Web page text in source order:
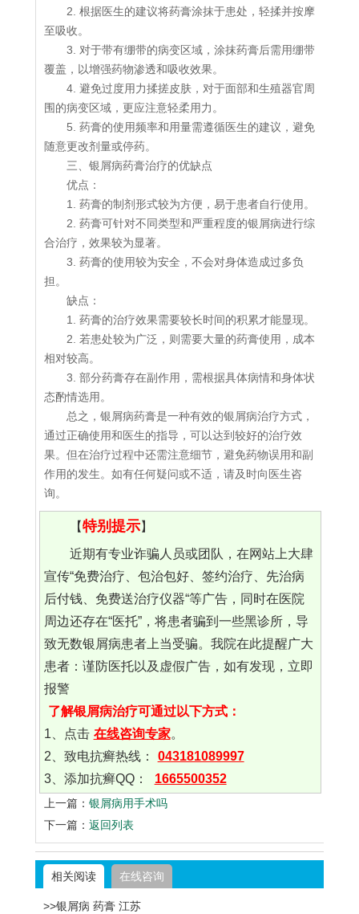
2. 根据医生的建议将药膏涂抹于患处，轻揉并按摩
至吸收。
3. 对于带有绷带的病变区域，涂抹药膏后需用绷带
覆盖，以增强药物渗透和吸收效果。
4. 避免过度用力揉搓皮肤，对于面部和生殖器官周
围的病变区域，更应注意轻柔用力。
5. 药膏的使用频率和用量需遵循医生的建议，避免
随意更改剂量或停药。
三、银屑病药膏治疗的优缺点
优点：
1. 药膏的制剂形式较为方便，易于患者自行使用。
2. 药膏可针对不同类型和严重程度的银屑病进行综
合治疗，效果较为显著。
3. 药膏的使用较为安全，不会对身体造成过多负
担。
缺点：
1. 药膏的治疗效果需要较长时间的积累才能显现。
2. 若患处较为广泛，则需要大量的药膏使用，成本
相对较高。
3. 部分药膏存在副作用，需根据具体病情和身体状
态酌情选用。
总之，银屑病药膏是一种有效的银屑病治疗方式，
通过正确使用和医生的指导，可以达到较好的治疗效
果。但在治疗过程中还需注意细节，避免药物误用和副
作用的发生。如有任何疑问或不适，请及时向医生咨
询。
【特别提示】
近期有专业诈骗人员或团队，在网站上大肆
宣传“免费治疗、包治包好、签约治疗、先治病
后付钱、免费送治疗仪器“等广告，同时在医院
周边还存在“医托”，将患者骗到一些黑诊所，导
致无数银屑病患者上当受骗。我院在此提醒广大
患者：谨防医托以及虚假广告，如有发现，立即
报警
了解银屑病治疗可通过以下方式：
1、点击 在线咨询专家。
2、致电抗癣热线：
043181089997
3、添加抗癣QQ：
1665500352
上一篇： 银屑病用手术吗
下一篇： 返回列表
相关阅读 在线咨询
>>银屑病 药膏 江苏